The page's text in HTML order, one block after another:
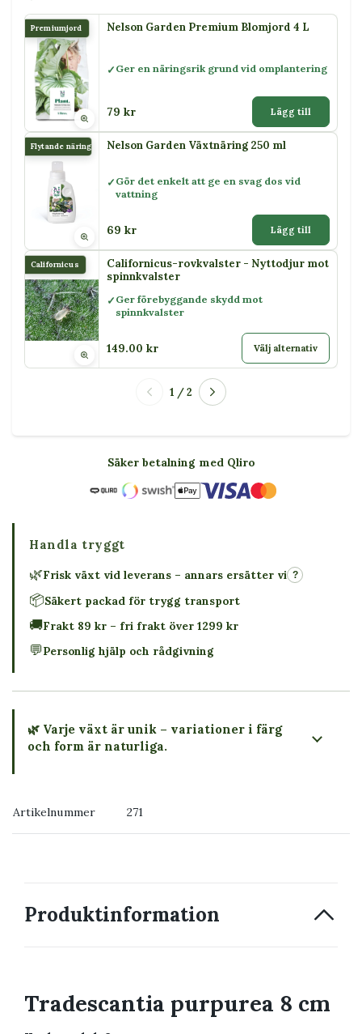
Premiumjord Nelson Garden Premium Blomjord 4 L
Ger en näringsrik grund vid omplantering
79 kr Lägg till
Flytande näring Nelson Garden Växtnäring 250 ml
Gör det enkelt att ge en svag dos vid
vattning
69 kr Lägg till
Californicus
Californicus-rovkvalster - Nyttodjur mot
spinnkvalster
Ger förebyggande skydd mot
spinnkvalster
149.00 kr Välj alternativ
1 / 2
Säker betalning med Qliro
Handla tryggt
🌿Frisk växt vid leverans – annars ersätter vi ?
📦Säkert packad för trygg transport
🚚Frakt 89 kr – fri frakt över 1299 kr
💬Personlig hjälp och rådgivning
🌿 Varje växt är unik – variationer i färg
och form är naturliga.
Artikelnummer 271
Produktinformation
Tradescantia purpurea 8 cm